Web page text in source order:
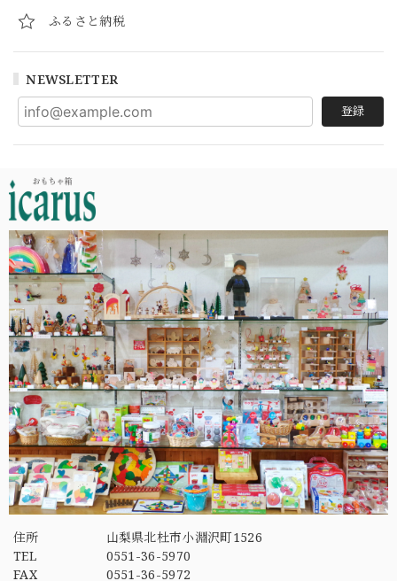
ふるさと納税
NEWSLETTER
登録
住所
山梨県北杜市小淵沢町1526
TEL
0551-36-5970
FAX
0551-36-5972